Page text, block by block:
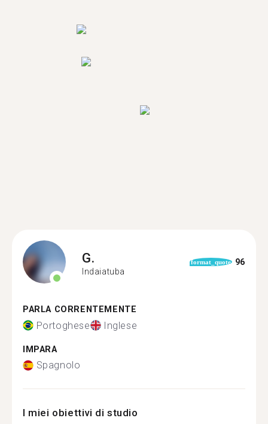
G.
Indaiatuba
format_quote 96
PARLA CORRENTEMENTE
Portoghese Inglese
IMPARA
Spagnolo
I miei obiettivi di studio